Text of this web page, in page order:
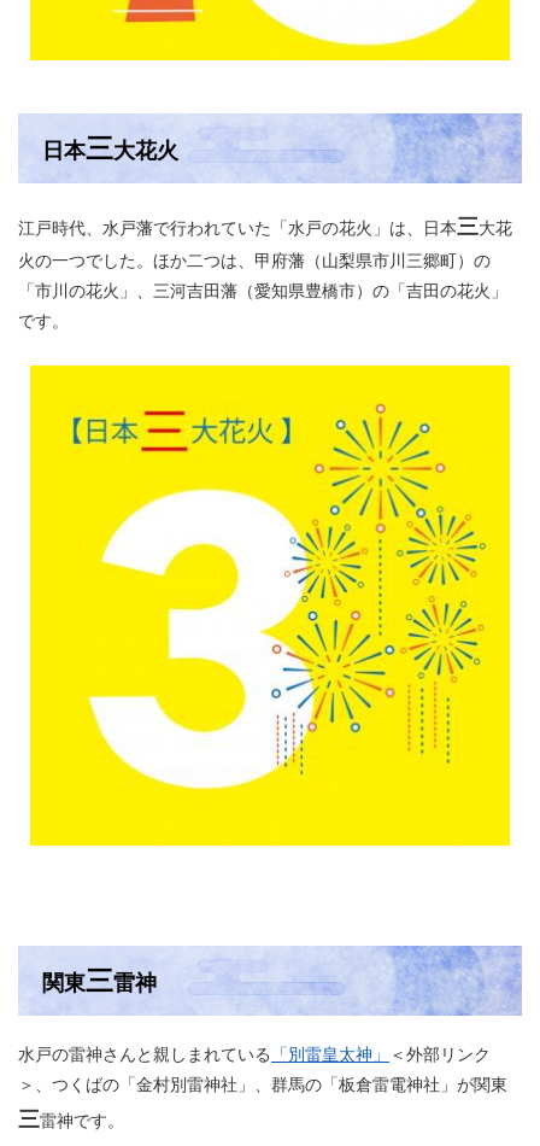
日本三大花火
江戸時代、水戸藩で行われていた「水戸の花火」は、日本三大花
火の一つでした。ほか二つは、甲府藩（山梨県市川三郷町）の
「市川の花火」、三河吉田藩（愛知県豊橋市）の「吉田の花火」
です。
関東三雷神
水戸の雷神さんと親しまれている 「別雷皇太神」
＜外部リンク
＞
、つくばの「金村別雷神社」、群馬の「板倉雷電神社」が関東
三雷神です。